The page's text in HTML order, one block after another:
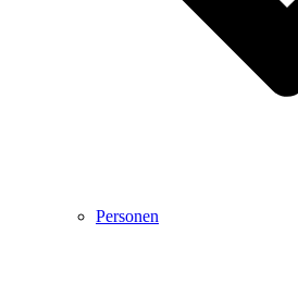
Personen